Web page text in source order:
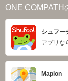
ONE COMPATH
シュフー
アプリな
Mapion